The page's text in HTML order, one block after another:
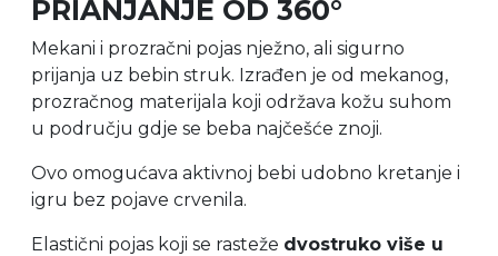
PRIANJANJE OD 360°
Mekani i prozračni pojas nježno, ali sigurno
prijanja uz bebin struk. Izrađen je od mekanog,
prozračnog materijala koji održava kožu suhom
u području gdje se beba najčešće znoji.
Ovo omogućava aktivnoj bebi udobno kretanje i
igru bez pojave crvenila.
Elastični pojas koji se rasteže dvostruko više u